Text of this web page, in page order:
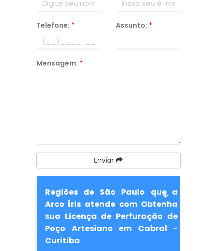
Telefone: * Assunto: *
Mensagem: *
Enviar
Regiões de São Paulo que a
Arco Íris atende com Obtenha
sua Licença de Perfuração de
Poço Artesiano em Cabral -
Curitiba